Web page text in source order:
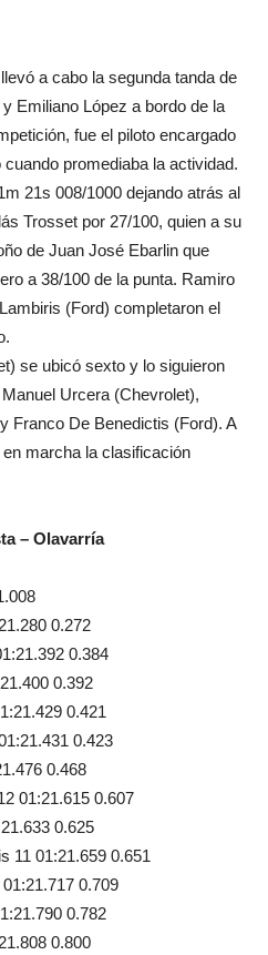
a cabo la segunda tanda de
Emiliano López a bordo de la
fue el piloto encargado
promediaba la actividad.
21s 008/1000 dejando atrás al
Trosset por 27/100, quien a su
de Juan José Ebarlin que
a 38/100 de la punta. Ramiro
(Ford) completaron el
se ubicó sexto y lo siguieron
Urcera (Chevrolet),
Franco De Benedictis (Ford). A
marcha la clasificación
– Olavarría
0.272
0.384
0.392
0.421
0.423
0.468
01:21.615 0.607
0.625
11 01:21.659 0.651
0.709
0.782
0.800